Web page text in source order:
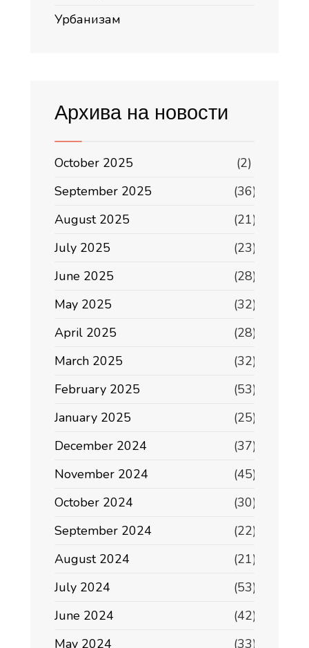
Урбанизам
Архива на новости
October 2025
(2)
September 2025
(36)
August 2025
(21)
July 2025
(23)
June 2025
(28)
May 2025
(32)
April 2025
(28)
March 2025
(32)
February 2025
(53)
January 2025
(25)
December 2024
(37)
November 2024
(45)
October 2024
(30)
September 2024
(22)
August 2024
(21)
July 2024
(53)
June 2024
(42)
May 2024
(33)